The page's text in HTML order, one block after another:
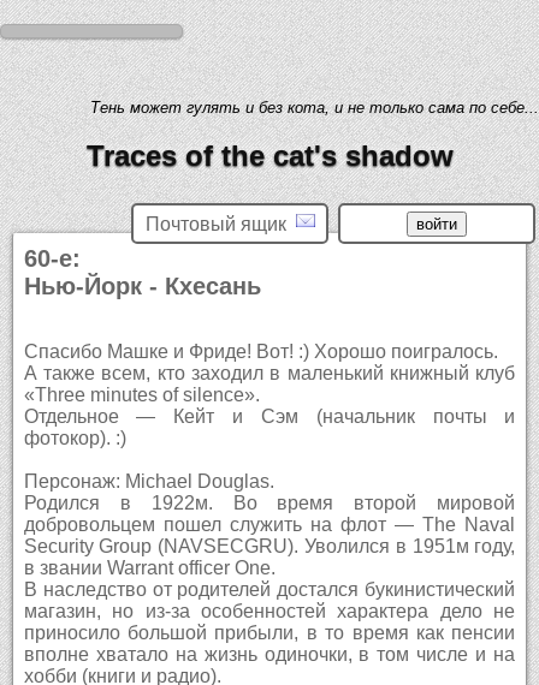
Тень может гулять и без кота, и не только сама по себе...
Traces of the cat's shadow
Почтовый ящик
60-е:
Нью-Йорк - Кхесань
Спасибо Машке и Фриде! Вот! :) Хорошо поигралось.
А также всем, кто заходил в маленький книжный клуб
«Three minutes of silence».
Отдельное — Кейт и Сэм (начальник почты и
фотокор). :)
Персонаж: Michael Douglas.
Родился в 1922м. Во время второй мировой
добровольцем пошел служить на флот — The Naval
Security Group (NAVSECGRU). Уволился в 1951м году,
в звании Warrant officer One.
В наследство от родителей достался букинистический
магазин, но из-за особенностей характера дело не
приносило большой прибыли, в то время как пенсии
вполне хватало на жизнь одиночки, в том числе и на
хобби (книги и радио).